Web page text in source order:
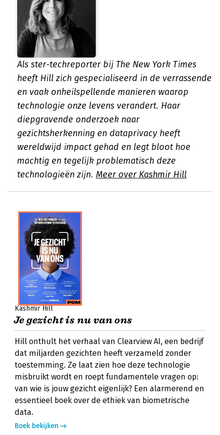
Als ster-techreporter bij The New York Times
heeft Hill zich gespecialiseerd in de verrassende
en vaak onheilspellende manieren waarop
technologie onze levens verandert. Haar
diepgravende onderzoek naar
gezichtsherkenning en dataprivacy heeft
wereldwijd impact gehad en legt bloot hoe
machtig en tegelijk problematisch deze
technologieën zijn. Meer over Kashmir Hill
Kashmir Hill
Je gezicht is nu van ons
Hill onthult het verhaal van Clearview AI, een bedrijf
dat miljarden gezichten heeft verzameld zonder
toestemming. Ze laat zien hoe deze technologie
misbruikt wordt en roept fundamentele vragen op:
van wie is jouw gezicht eigenlijk? Een alarmerend en
essentieel boek over de ethiek van biometrische
data.
Boek bekijken